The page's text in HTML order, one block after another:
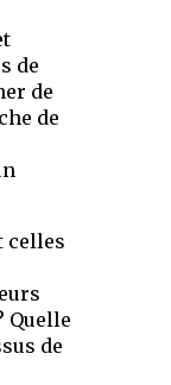
de
de
de
celles
Quelle
de